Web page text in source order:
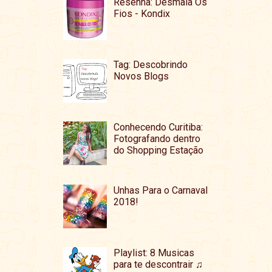
Fios - Kondix
Tag: Descobrindo
Novos Blogs
Conhecendo Curitiba:
Fotografando dentro
do Shopping Estação
Unhas Para o Carnaval
2018!
Playlist: 8 Musicas
para te descontrair ♫